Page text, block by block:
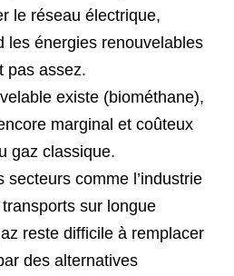
le réseau électrique,
les énergies renouvelables
pas assez.
existe (biométhane),
marginal et coûteux
gaz classique.
secteurs comme l’industrie
sur longue
reste difficile à remplacer
des alternatives